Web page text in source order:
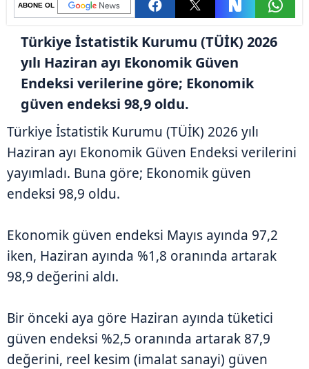
ABONE OL
Türkiye İstatistik Kurumu (TÜİK) 2026
yılı Haziran ayı Ekonomik Güven
Endeksi verilerine göre; Ekonomik
güven endeksi 98,9 oldu.
Türkiye İstatistik Kurumu (TÜİK) 2026 yılı
Haziran ayı Ekonomik Güven Endeksi verilerini
yayımladı. Buna göre; Ekonomik güven
endeksi 98,9 oldu.
Ekonomik güven endeksi Mayıs ayında 97,2
iken, Haziran ayında %1,8 oranında artarak
98,9 değerini aldı.
Bir önceki aya göre Haziran ayında tüketici
güven endeksi %2,5 oranında artarak 87,9
değerini, reel kesim (imalat sanayi) güven